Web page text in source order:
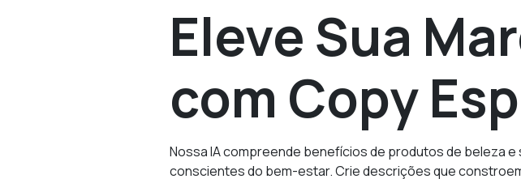
Eleve Sua
com Copy
Nossa IA compreende benefícios de produtos de beleza
conscientes do bem-estar. Crie descrições que